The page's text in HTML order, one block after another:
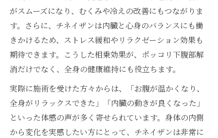
がスムーズになり、むくみや冷えの改善にもつながりま
す。さらに、チネイザンは内臓と心身のバランスにも働
きかけるため、ストレス緩和やリラクゼーション効果も
期待できます。こうした相乗効果が、ポッコリ下腹部解
消だけでなく、全身の健康維持にも役立ちます。
実際に施術を受けた方々からは、「お腹が温かくなり、
全身がリラックスできた」「内臓の動きが良くなった」
といった体感の声が多く寄せられています。身体の内側
から変化を実感したい方にとって、チネイザンは非常に